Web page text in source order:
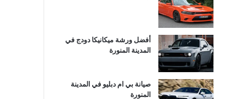
أفضل ورشة ميكانيكا دودج في
المدينة المنورة
صيانة بي ام دبليو في المدينة
المنورة